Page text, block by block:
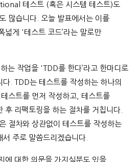
테스트 (혹은 시스템 테스트)도
많습니다. 오늘 발표에서는 이를
넓게 '테스트 코드’라는 말로만
는 작업을 'TDD를 한다’라고 한마디로
다. TDD는 테스트를 작성하는 하나의
스트를 먼저 작성하고, 테스트를
후 리팩토링을 하는 절차를 거칩니다.
절차와 상관없이 테스트를 작성하는
주로 말씀드리겠습니다.
에 대한 의문을 가지실분도 있을